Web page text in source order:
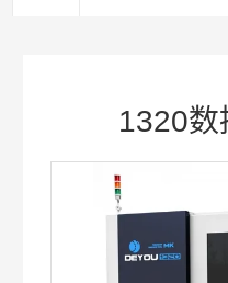
1320数